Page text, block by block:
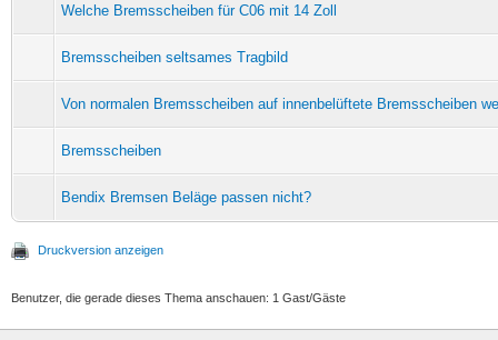
Welche Bremsscheiben für C06 mit 14 Zoll
Bremsscheiben seltsames Tragbild
Von normalen Bremsscheiben auf innenbelüftete Bremsscheiben
Bremsscheiben
Bendix Bremsen Beläge passen nicht?
Druckversion anzeigen
Benutzer, die gerade dieses Thema anschauen: 1 Gast/Gäste